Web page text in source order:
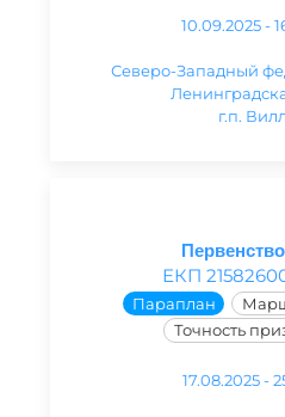
10.09.2025 -
Северо-Западный
г.п.
ЕКП
Параплан
Точность
17.08.2025 -